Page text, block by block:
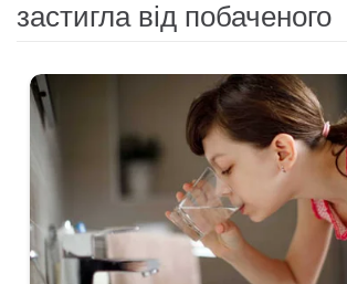
застигла від побаченого